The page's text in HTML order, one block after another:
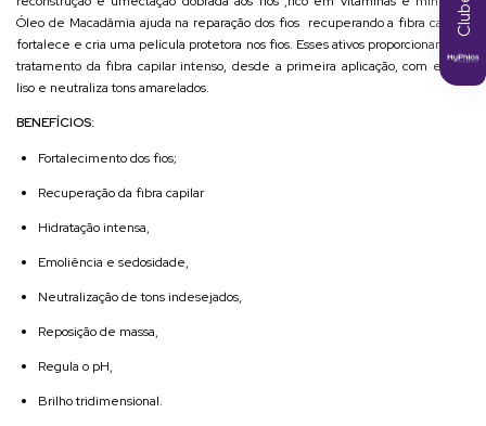
Óleo de Macadâmia ajuda na reparação dos fios recuperando a fibra capilar,
fortalece e cria uma película protetora nos fios. Esses ativos proporcionam um
tratamento da fibra capilar intenso, desde a primeira aplicação, com efeito
liso e neutraliza tons amarelados.
BENEFÍCIOS:
Fortalecimento dos fios;
Recuperação da fibra capilar
Hidratação intensa,
Emoliência e sedosidade,
Neutralização de tons indesejados,
Reposição de massa,
Regula o pH,
Brilho tridimensional.